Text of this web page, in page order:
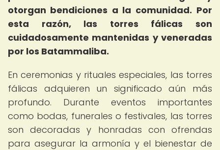
otorgan bendiciones a la comunidad. Por
esta razón, las torres fálicas son
cuidadosamente mantenidas y veneradas
por los Batammaliba.
En ceremonias y rituales especiales, las torres
fálicas adquieren un significado aún más
profundo. Durante eventos importantes
como bodas, funerales o festivales, las torres
son decoradas y honradas con ofrendas
para asegurar la armonía y el bienestar de